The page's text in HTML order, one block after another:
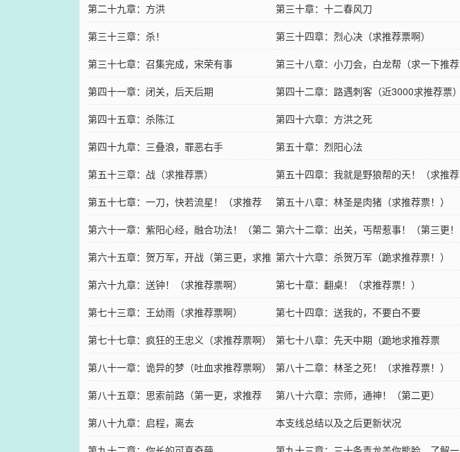
第二十九章：方洪
第三十章：十二春风刀
第三十三章：杀！
第三十四章：烈心决（求推荐票啊）
第三十七章：召集完成，宋荣有事
第三十八章：小刀会，白龙帮（求一下推荐
票哇）
第四十一章：闭关，后天后期
第四十二章：路遇刺客（近3000求推荐票）
第四十五章：杀陈江
第四十六章：方洪之死
第四十九章：三叠浪，罪恶右手
第五十章：烈阳心法
第五十三章：战（求推荐票）
第五十四章：我就是野狼帮的天！（求推荐
票）
第五十七章：一刀，快若流星！（求推荐
票，我哭了）
第五十八章：林圣是肉猪（求推荐票！）
第六十一章：紫阳心经，融合功法！（第二
更，求推荐票！！）
第六十二章：出关，丐帮惹事！（第三更！
求推荐票）
第六十五章：贺万军，开战（第三更，求推
荐票哇）
第六十六章：杀贺万军（跪求推荐票！）
第六十九章：送钟！（求推荐票啊）
第七十章：翻桌！（求推荐票！）
第七十三章：王幼雨（求推荐票啊）
第七十四章：送我的，不要白不要
第七十七章：疯狂的王忠义（求推荐票啊）
第七十八章：先天中期（跪地求推荐票
啊…）
第八十一章：诡异的梦（吐血求推荐票啊）
第八十二章：林圣之死！（求推荐票！）
第八十五章：思索前路（第一更，求推荐
票！）
第八十六章：宗师，通神！（第二更）
第八十九章：启程，离去
本支线总结以及之后更新状况